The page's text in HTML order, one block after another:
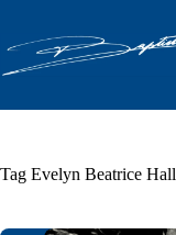
o
conteúdo
Tag Evelyn Beatrice Hall